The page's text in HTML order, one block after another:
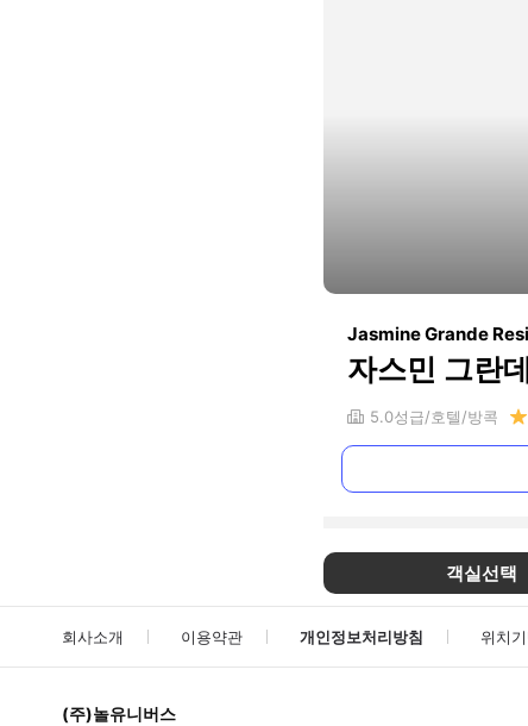
Jasmine Grande
자스민 그란
5.0성급 호텔 방콕
객실선택
회사소개 이용약관 개인정보처리방침 위치
(주)놀유니버스